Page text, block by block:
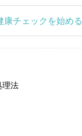
康チェックを始める
理法